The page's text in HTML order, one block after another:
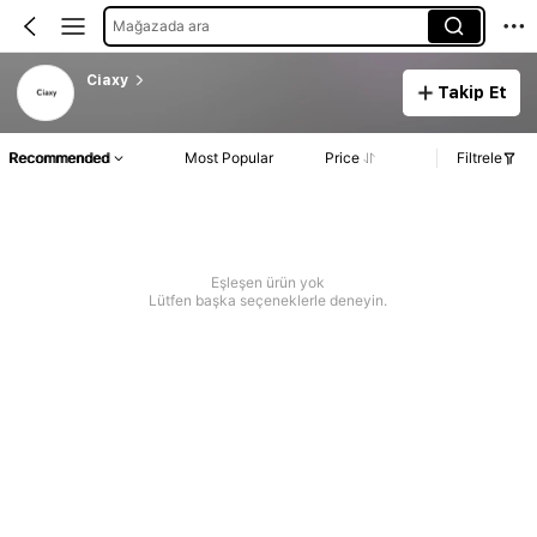
Mağazada ara
Ciaxy
Takip Et
Recommended Most Popular Price Filtrele
Eşleşen ürün yok
Lütfen başka seçeneklerle deneyin.